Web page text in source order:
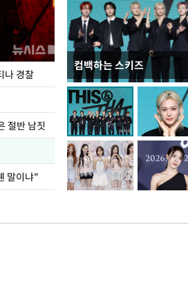
나 경찰
절반 남짓
말이냐"
컴백하는 스키즈
지석천 뒤덮은 개구리밥